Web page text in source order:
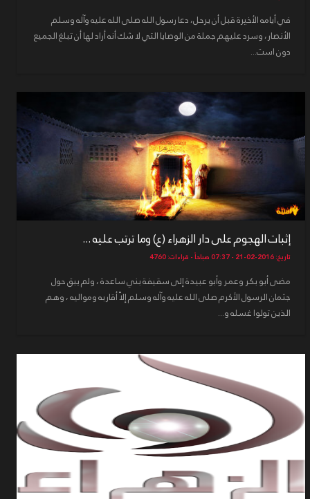
في أيامه الأخيرة قبل أن يرحل، دعا رسول الله صلى الله عليه وآله وسلم
الأنصار، وسرد عليهم جملة من الوصايا التي لا شك أنه أراد لها أن تبلغ الجميع
دون است...
إثبات الهجوم على دار الزهراء (ع) وما ترتب عليه ...
تاريخ: 2016-02-21 - 07:37 صباحاً - قراءات: 4760
مضى أبو بكر وعمر وأبو عبيدة إلى سقيفة بني ساعدة ، ولم يبق حول
جثمان الرسول الأكرم صلى الله عليه وآله وسلم إلاّ أقاربه ومواليه ، وهم
الذين تولوا غسله و...